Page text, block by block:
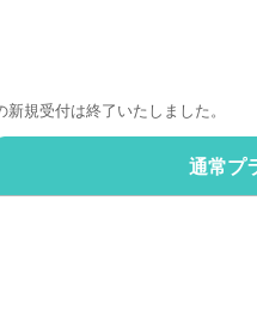
規受付は終了いたしました。
通常プ